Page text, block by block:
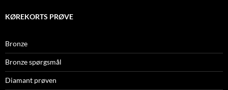
KØREKORTS PRØVE
Bronze
Bronze spørgsmål
Diamant prøven